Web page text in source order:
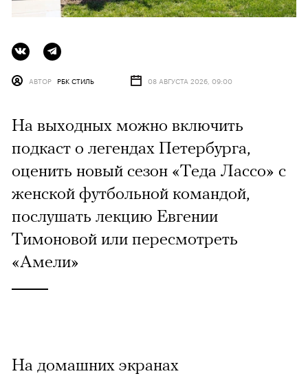
АВТОР РБК СТИЛЬ 08 АВГУСТА 2026, 09:00
На выходных можно включить
подкаст о легендах Петербурга,
оценить новый сезон «Теда Лассо» с
женской футбольной командой,
послушать лекцию Евгении
Тимоновой или пересмотреть
«Амели»
На домашних экранах